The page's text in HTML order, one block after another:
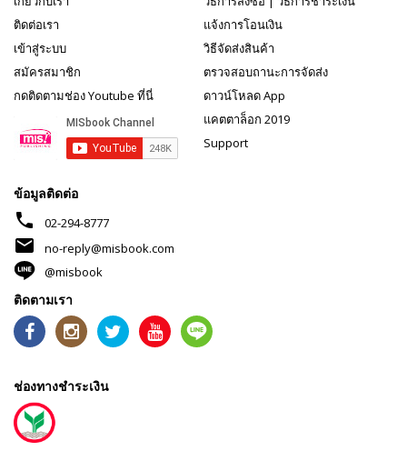
ติดต่อเรา
เข้าสู่ระบบ
สมัครสมาชิก
กดติดตามช่อง Youtube ที่นี่
แจ้งการโอนเงิน
วิธีจัดส่งสินค้า
ตรวจสอบถานะการจัดส่ง
ดาวน์โหลด App
แคตตาล็อก 2019
Support
ข้อมูลติดต่อ
phone 02-294-8777
mail
no-reply@misbook.com
@misbook
ติดตามเรา
ช่องทางชำระเงิน